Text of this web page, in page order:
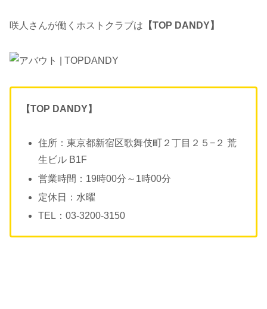
咲人さんが働くホストクラブは 【TOP DANDY】
【TOP DANDY】
住所：東京都新宿区歌舞伎町２丁目２５−２ 荒
生ビル B1F
営業時間：19時00分～1時00分
定休日：水曜
TEL：03-3200-3150